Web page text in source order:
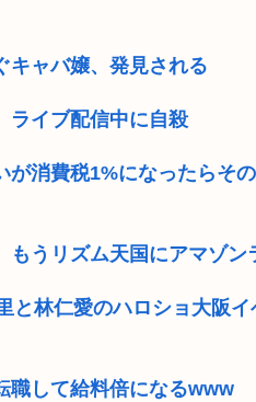
キャバ嬢、発見される
ライブ配信中に自殺
が消費税1%になったら
もうリズム天国にアマゾ
と林仁愛のハロショ大阪
職して給料倍になるwww